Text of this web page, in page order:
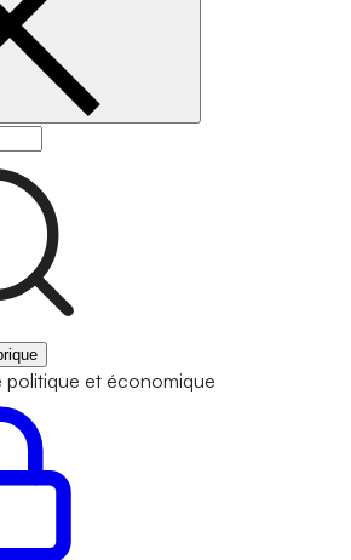
politique et économique